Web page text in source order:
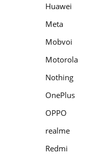
Huawei
Meta
Mobvoi
Motorola
Nothing
OnePlus
OPPO
realme
Redmi